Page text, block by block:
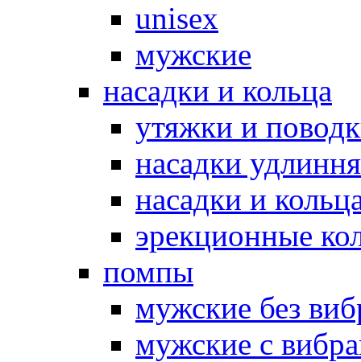
unisex
мужские
насадки и кольца
утяжки и
насадки
насадки и
эрекционные
помпы
мужские без
мужские с